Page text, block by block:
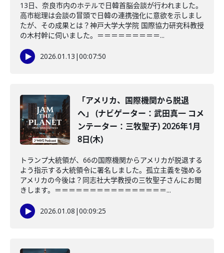
13日、奈良市内のホテルで日韓首脳会談が行われました。
高市総理は会談の冒頭で日韓の連携強化に意欲を示しまし
たが、その成果とは？神戸大学大学院 国際協力研究科教授
の木村幹に伺いました。＝＝＝＝＝＝＝＝＝...
2026.01.13 |00:07:50
「アメリカ、国際機関から脱退
へ」 (ナビゲーター：武田真一 コメ
ンテーター：三牧聖子) 2026年1月
8日(木)
トランプ大統領が、66の国際機関からアメリカが脱退する
よう指示する大統領令に署名しました。孤立主義を強める
アメリカの今後は？同志社大学教授の三牧聖子さんにお聞
きします。＝＝＝＝＝＝＝＝＝＝＝＝＝＝＝＝...
2026.01.08 |00:09:25